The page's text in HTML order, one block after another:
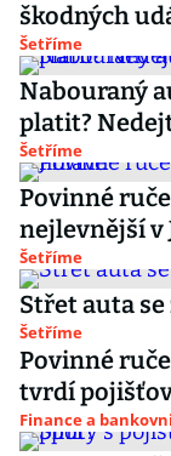
škodných
Šetříme
Nabouraný
platit?
Šetříme
Povinné
nejlevnější v
Šetříme
Střet auta se
Šetříme
Povinné
tvrdí
Finance a